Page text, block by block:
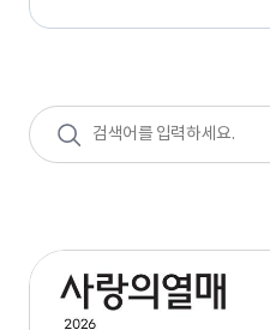
검색어
입력